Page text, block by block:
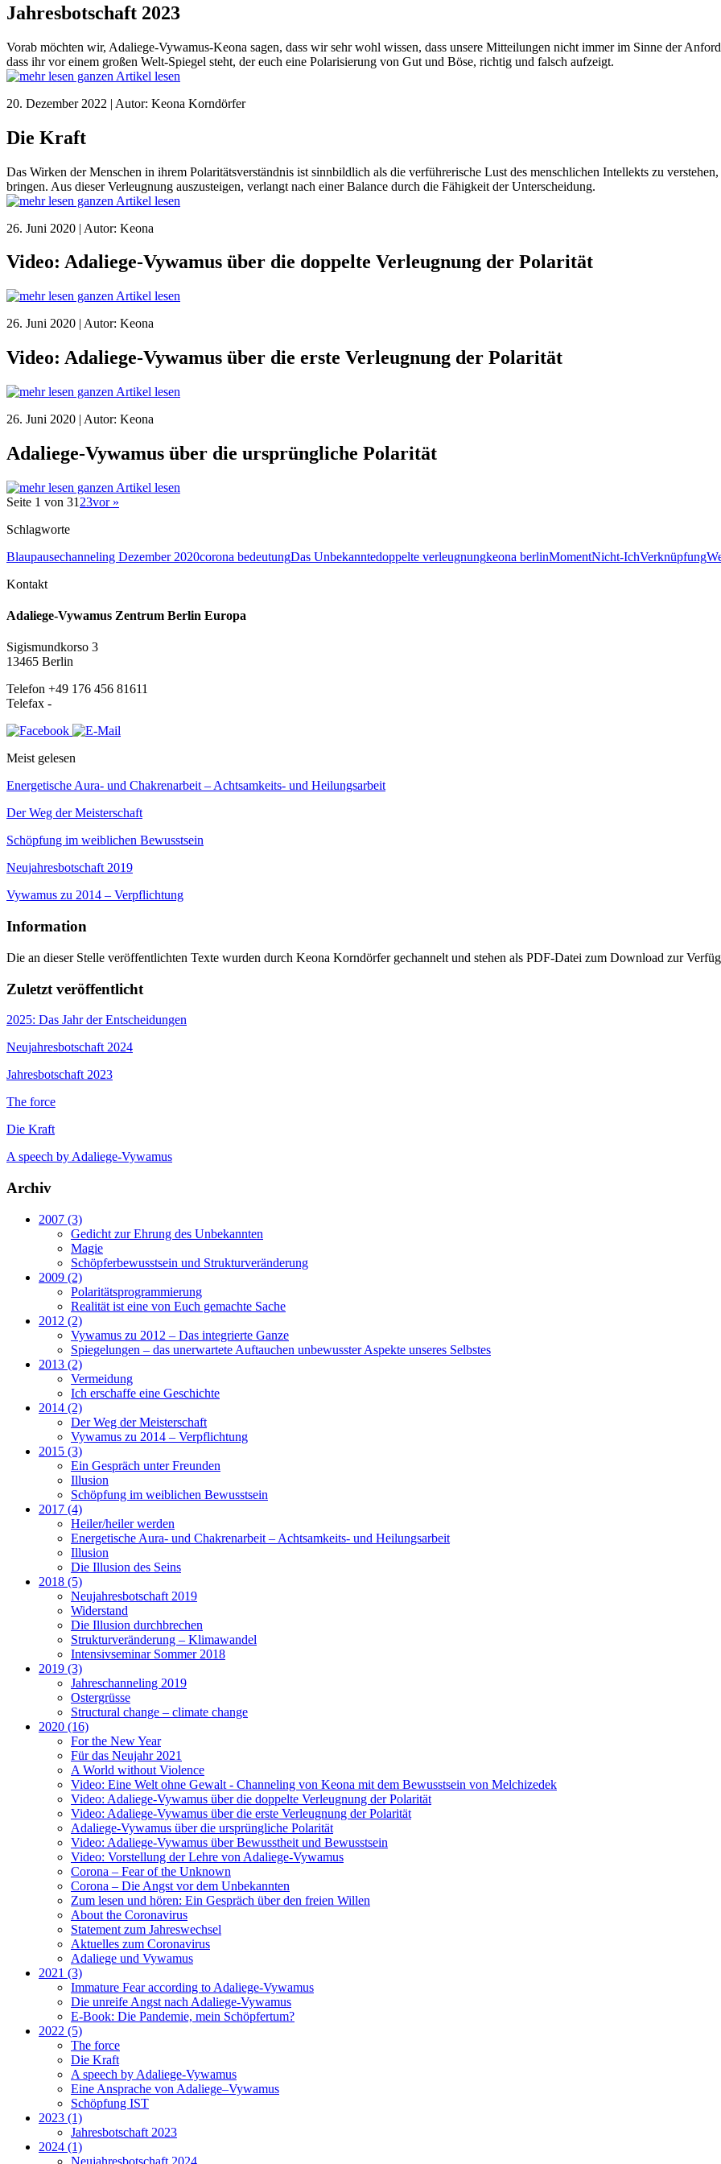
Jahresbotschaft 2023
Vorab möchten wir, Adaliege-Vywamus-Keona sagen, dass wir sehr wohl wissen, dass unsere Mitteilungen nicht immer im Sinne der
dass ihr vor einem großen Welt-Spiegel steht, der euch eine Polarisierung von Gut und Böse, richtig und falsch aufzeigt.
ganzen Artikel lesen
20. Dezember 2022 | Autor: Keona Korndörfer
Die Kraft
Das Wirken der Menschen in ihrem Polaritätsverständnis ist sinnbildlich als die verführerische Lust des menschlichen Intellekts zu
bringen. Aus dieser Verleugnung auszusteigen, verlangt nach einer Balance durch die Fähigkeit der Unterscheidung.
ganzen Artikel lesen
26. Juni 2020 | Autor: Keona
Video: Adaliege-Vywamus über die doppelte Verleugnung der Polarität
ganzen Artikel lesen
26. Juni 2020 | Autor: Keona
Video: Adaliege-Vywamus über die erste Verleugnung der Polarität
ganzen Artikel lesen
26. Juni 2020 | Autor: Keona
Adaliege-Vywamus über die ursprüngliche Polarität
ganzen Artikel lesen
Seite 1 von 31 23vor »
Schlagworte
Blaupausechanneling Dezember 2020corona bedeutungDas Unbekanntedoppelte verleugnungkeona berlinMomentNicht-IchVerknüpfung
Kontakt
Adaliege-Vywamus Zentrum Berlin Europa
Sigismundkorso 3
13465 Berlin
Telefon +49 176 456 81611
Telefax -
Meist gelesen
Energetische Aura- und Chakrenarbeit – Achtsamkeits- und Heilungsarbeit
Der Weg der Meisterschaft
Schöpfung im weiblichen Bewusstsein
Neujahresbotschaft 2019
Vywamus zu 2014 – Verpflichtung
Information
Die an dieser Stelle veröffentlichten Texte wurden durch Keona Korndörfer gechannelt und stehen als PDF-Datei zum Download zur
Zuletzt veröffentlicht
2025: Das Jahr der Entscheidungen
Neujahresbotschaft 2024
Jahresbotschaft 2023
The force
Die Kraft
A speech by Adaliege-Vywamus
Archiv
2007 (3)
Gedicht zur Ehrung des Unbekannten
Magie
Schöpferbewusstsein und Strukturveränderung
2009 (2)
Polaritätsprogrammierung
Realität ist eine von Euch gemachte Sache
2012 (2)
Vywamus zu 2012 – Das integrierte Ganze
Spiegelungen – das unerwartete Auftauchen unbewusster Aspekte unseres Selbstes
2013 (2)
Vermeidung
Ich erschaffe eine Geschichte
2014 (2)
Der Weg der Meisterschaft
Vywamus zu 2014 – Verpflichtung
2015 (3)
Ein Gespräch unter Freunden
Illusion
Schöpfung im weiblichen Bewusstsein
2017 (4)
Heiler/heiler werden
Energetische Aura- und Chakrenarbeit – Achtsamkeits- und Heilungsarbeit
Illusion
Die Illusion des Seins
2018 (5)
Neujahresbotschaft 2019
Widerstand
Die Illusion durchbrechen
Strukturveränderung – Klimawandel
Intensivseminar Sommer 2018
2019 (3)
Jahreschanneling 2019
Ostergrüsse
Structural change – climate change
2020 (16)
For the New Year
Für das Neujahr 2021
A World without Violence
Video: Eine Welt ohne Gewalt - Channeling von Keona mit dem Bewusstsein von Melchizedek
Video: Adaliege-Vywamus über die doppelte Verleugnung der Polarität
Video: Adaliege-Vywamus über die erste Verleugnung der Polarität
Adaliege-Vywamus über die ursprüngliche Polarität
Video: Adaliege-Vywamus über Bewusstheit und Bewusstsein
Video: Vorstellung der Lehre von Adaliege-Vywamus
Corona – Fear of the Unknown
Corona – Die Angst vor dem Unbekannten
Zum lesen und hören: Ein Gespräch über den freien Willen
About the Coronavirus
Statement zum Jahreswechsel
Aktuelles zum Coronavirus
Adaliege und Vywamus
2021 (3)
Immature Fear according to Adaliege-Vywamus
Die unreife Angst nach Adaliege-Vywamus
E-Book: Die Pandemie, mein Schöpfertum?
2022 (5)
The force
Die Kraft
A speech by Adaliege-Vywamus
Eine Ansprache von Adaliege–Vywamus
Schöpfung IST
2023 (1)
Jahresbotschaft 2023
2024 (1)
Neujahresbotschaft 2024